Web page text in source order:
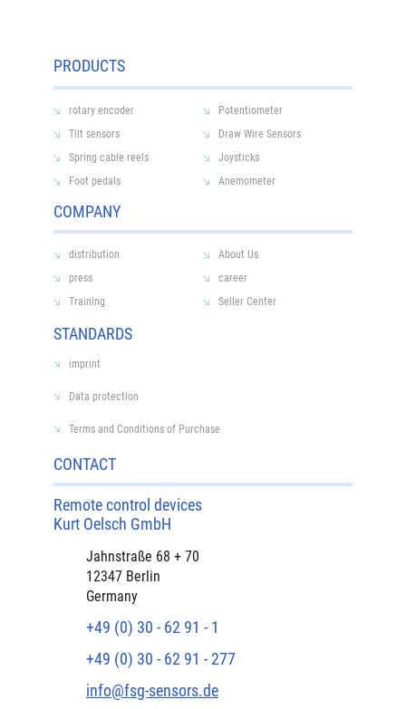
PRODUCTS
COMPANY
CONTACT
rotary encoder
Potentiometer
Tilt sensors
Draw Wire Sensors
Spring cable reels
Joysticks
Foot pedals
Anemometer
Remote control devices
Kurt Oelsch GmbH
Jahnstraße 68 + 70
12347 Berlin
Germany
+49 (0) 30 - 62 91 - 1
+49 (0) 30 - 62 91 - 277
info@fsg-sensors.de
distribution
About Us
press
career
Training
Seller Center
STANDARDS
imprint
Data protection
Terms and Conditions of Purchase